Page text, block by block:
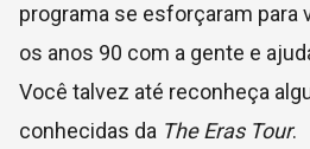
programa se esforçaram para
os anos 90 com a gente e
Você talvez até reconheça
conhecidas da The Eras Tour.